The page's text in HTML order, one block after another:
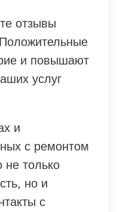
отзывы
и повышают
услуг
и
с ремонтом
не только
но и
с